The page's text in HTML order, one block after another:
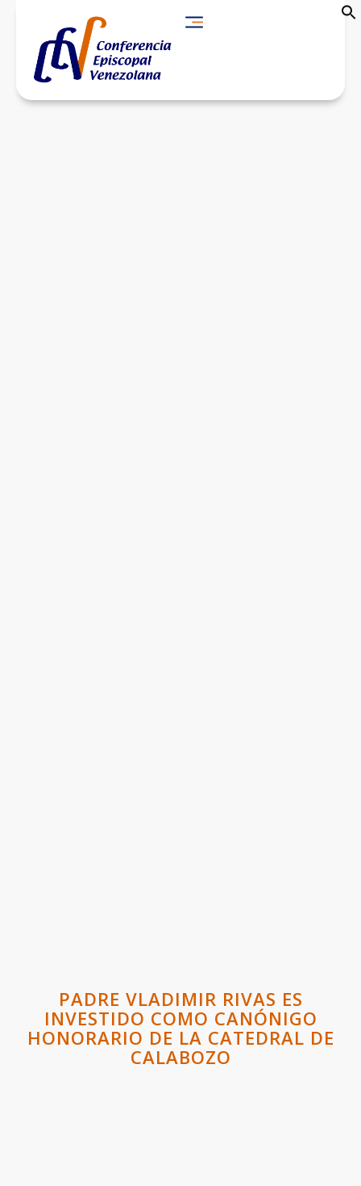
PADRE VLADIMIR RIVAS ES
INVESTIDO COMO CANÓNIGO
HONORARIO DE LA CATEDRAL DE
CALABOZO